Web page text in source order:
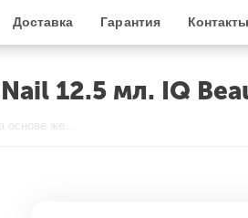
Доставка Гарантия Контакты
12.5 мл. IQ
Препарат для утолщения ногтей на основе жемчуга, My Second Nail 12.5 мл. IQ Beauty